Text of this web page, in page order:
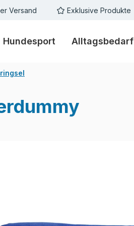
Versand Exklusive Produkte
Hundesport Alltagsbedarf